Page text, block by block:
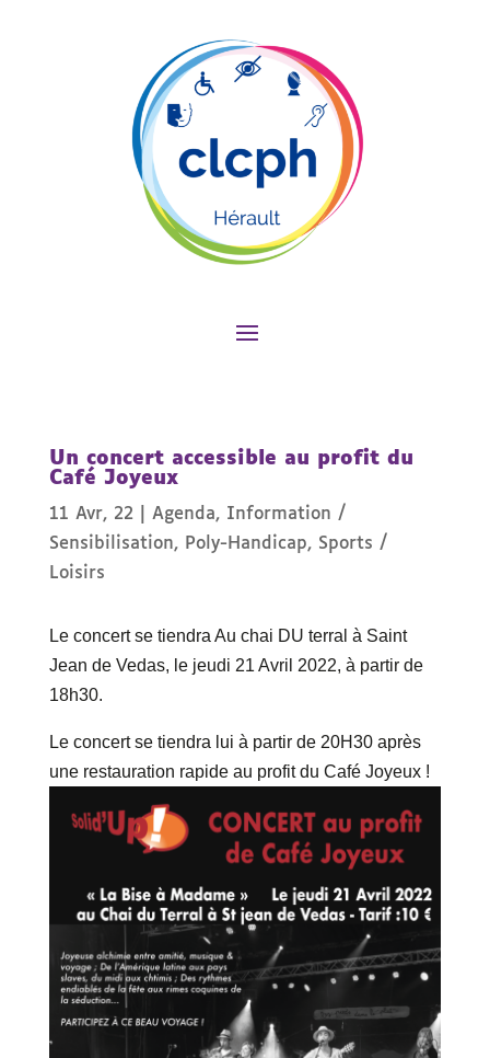
Un concert accessible au profit du
Café Joyeux
11 Avr, 22| Agenda, Information /
Sensibilisation, Poly-Handicap, Sports /
Loisirs
Le concert se tiendra Au chai DU terral à Saint
Jean de Vedas, le jeudi 21 Avril 2022, à partir de
18h30.
Le concert se tiendra lui à partir de 20H30 après
une restauration rapide au profit du Café Joyeux !